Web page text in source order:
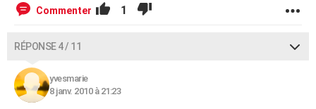
Commenter 1
RÉPONSE 4 / 11
yvesmarie
8 janv. 2010 à 21:23